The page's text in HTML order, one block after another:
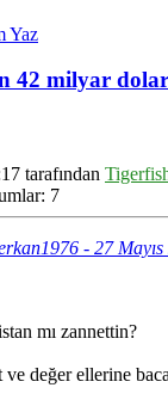
Yaz
42 milyar
tarafından
7
- 27
mı zannettin?
değer ellerine